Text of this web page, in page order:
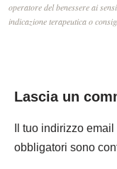
operatore del benessere ai
indicazione terapeutica o
Lascia un
Il tuo indirizzo
obbligatori sono